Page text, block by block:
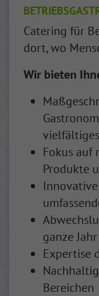
Catering für
dort, wo
Wir bieten
Fokus auf
Produkte
ganze Jahr
Expertise
Bereichen